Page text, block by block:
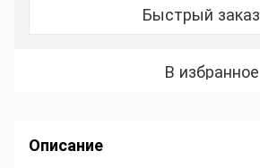
Быстрый заказ
В избранное
Описание